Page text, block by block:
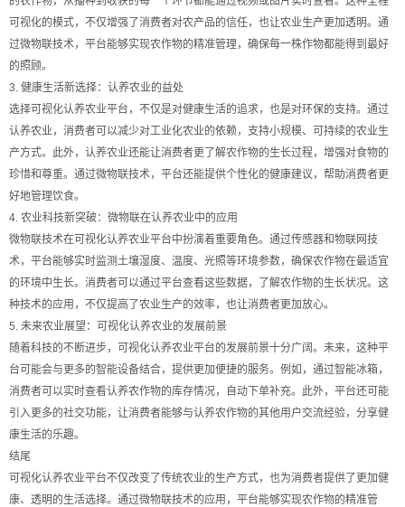
可视化的模式，不仅增强了消费者对农产品的信任，也让农业生产更加透明。通
过微物联技术，平台能够实现农作物的精准管理，确保每一株作物都能得到最好
的照顾。
3. 健康生活新选择：认养农业的益处
选择可视化认养农业平台，不仅是对健康生活的追求，也是对环保的支持。通过
认养农业，消费者可以减少对工业化农业的依赖，支持小规模、可持续的农业生
产方式。此外，认养农业还能让消费者更了解农作物的生长过程，增强对食物的
珍惜和尊重。通过微物联技术，平台还能提供个性化的健康建议，帮助消费者更
好地管理饮食。
4. 农业科技新突破：微物联在认养农业中的应用
微物联技术在可视化认养农业平台中扮演着重要角色。通过传感器和物联网技
术，平台能够实时监测土壤湿度、温度、光照等环境参数，确保农作物在最适宜
的环境中生长。消费者可以通过平台查看这些数据，了解农作物的生长状况。这
种技术的应用，不仅提高了农业生产的效率，也让消费者更加放心。
5. 未来农业展望：可视化认养农业的发展前景
随着科技的不断进步，可视化认养农业平台的发展前景十分广阔。未来，这种平
台可能会与更多的智能设备结合，提供更加便捷的服务。例如，通过智能冰箱，
消费者可以实时查看认养农作物的库存情况，自动下单补充。此外，平台还可能
引入更多的社交功能，让消费者能够与认养农作物的其他用户交流经验，分享健
康生活的乐趣。
结尾
可视化认养农业平台不仅改变了传统农业的生产方式，也为消费者提供了更加健
康、透明的生活选择。通过微物联技术的应用，平台能够实现农作物的精准管